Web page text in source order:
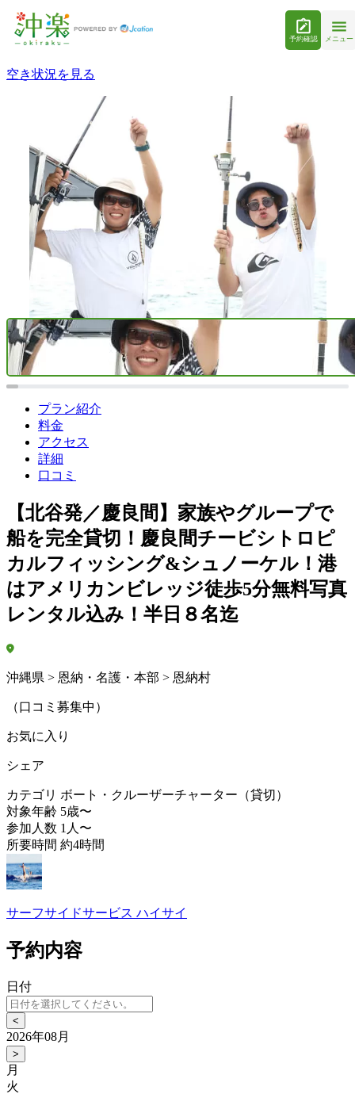
予約確認 メニュー
空き状況を見る
プラン紹介
料金
アクセス
詳細
口コミ
【北谷発／慶良間】家族やグループで
船を完全貸切！慶良間チービシトロピ
カルフィッシング&シュノーケル！港
はアメリカンビレッジ徒歩5分無料写真
レンタル込み！半日８名迄
沖縄県 > 恩納・名護・本部 > 恩納村
（口コミ募集中）
お気に入り
シェア
カテゴリ ボート・クルーザーチャーター（貸切）
対象年齢 5歳〜
参加人数 1人〜
所要時間 約4時間
サーフサイドサービス ハイサイ
予約内容
日付
<
2026年08月
>
月
火